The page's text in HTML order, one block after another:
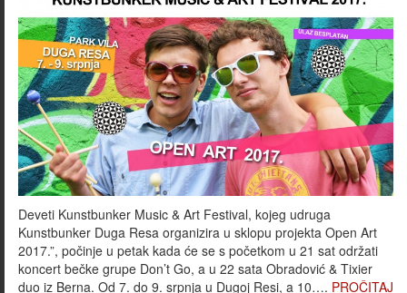
Deveti Kunstbunker Music & Art Festival, kojeg udruga
Kunstbunker Duga Resa organizira u sklopu projekta Open Art
2017.”, počinje u petak kada će se s početkom u 21 sat održati
koncert bečke grupe Don’t Go, a u 22 sata Obradović & Tixier
duo iz Berna. Od 7. do 9. srpnja u Dugoj Resi, a 10…. PROČITAJ